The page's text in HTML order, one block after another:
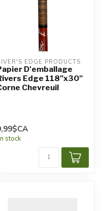
EDGE PRODUCTS
D'emballage
Edge 118"x30"
Chevreuil
stock